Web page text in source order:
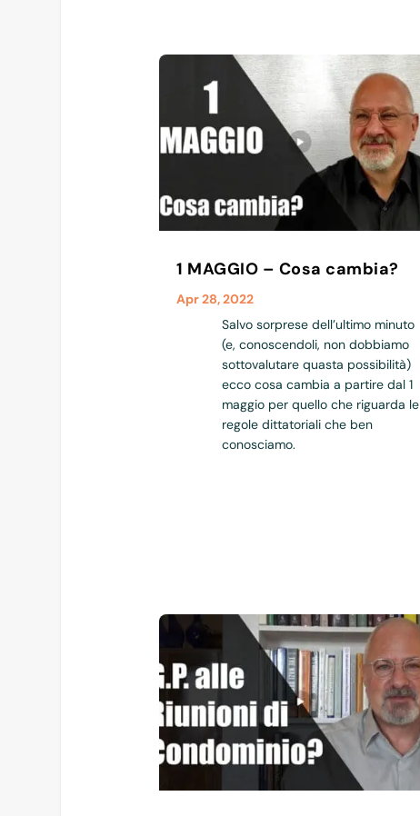
1 MAGGIO – Cosa cambia?
Apr 28, 2022
Salvo sorprese dell’ultimo minuto
(e, conoscendoli, non dobbiamo
sottovalutare quasta possibilità)
ecco cosa cambia a partire dal 1
maggio per quello che riguarda le
regole dittatoriali che ben
conosciamo.